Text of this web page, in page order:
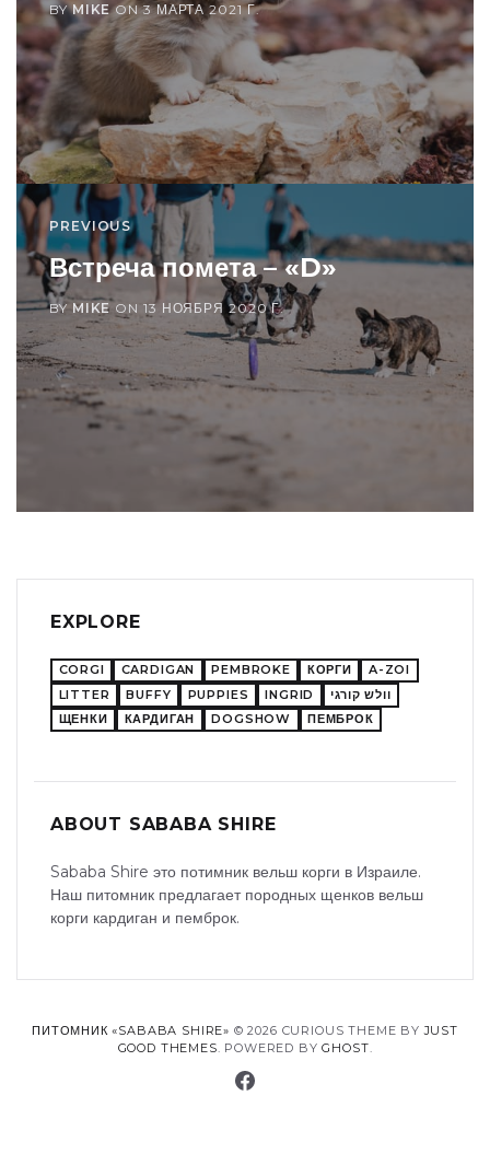
BYMIKEON3 МАРТА 2021 Г.
PREVIOUS
Встреча помета – «D»
BY MIKE ON 13 НОЯБРЯ 2020 Г.
EXPLORE
CORGI CARDIGAN PEMBROKE КОРГИ
A-ZOI
LITTER
BUFFY PUPPIES INGRID
וולש קורגי
ЩЕНКИ
КАРДИГАН DOGSHOW ПЕМБРОК
ABOUT SABABA SHIRE
Sababa Shire это потимник вельш корги в Израиле.
Наш питомник предлагает породных щенков вельш
корги кардиган и пемброк.
ПИТОМНИК «SABABA SHIRE» © 2026 CURIOUS THEME BYJUST
GOOD THEMES. POWERED BYGHOST.